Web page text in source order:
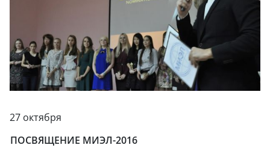
27 октября
ПОСВЯЩЕНИЕ МИЭЛ-2016